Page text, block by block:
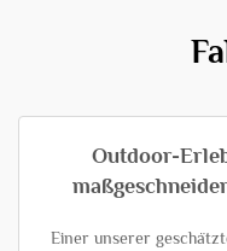
Outdoor-
Einer unserer